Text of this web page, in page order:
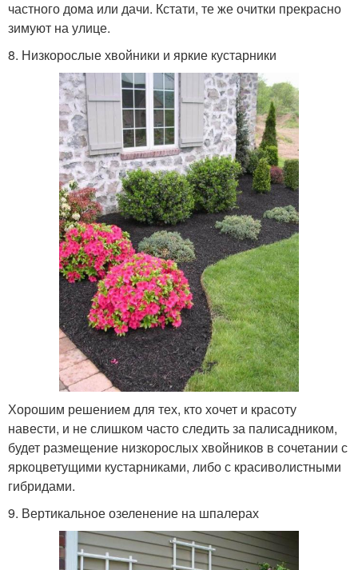
частного дома или дачи. Кстати, те же очитки прекрасно
зимуют на улице.
8. Низкорослые хвойники и яркие кустарники
Хорошим решением для тех, кто хочет и красоту
навести, и не слишком часто следить за палисадником,
будет размещение низкорослых хвойников в сочетании с
яркоцветущими кустарниками, либо с красиволистными
гибридами.
9. Вертикальное озеленение на шпалерах